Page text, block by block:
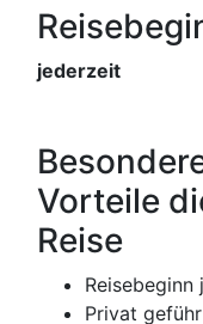
jederzeit
Vorteile
Reise
Reisebeginn
Privat